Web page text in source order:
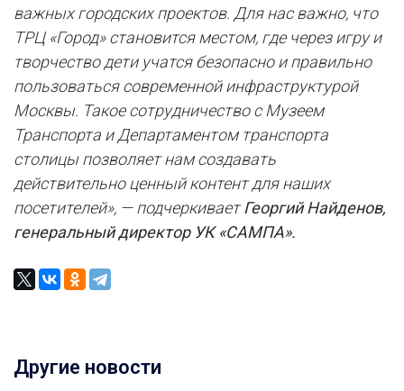
важных городских проектов. Для нас важно, что
ТРЦ «Город» становится местом, где через игру и
творчество дети учатся безопасно и правильно
пользоваться современной инфраструктурой
Москвы. Такое сотрудничество с Музеем
Транспорта и Департаментом транспорта
столицы позволяет нам создавать
действительно ценный контент для наших
посетителей», — подчеркиваетГеоргий Найденов,
генеральный директор УК «САМПА».
Другие новости